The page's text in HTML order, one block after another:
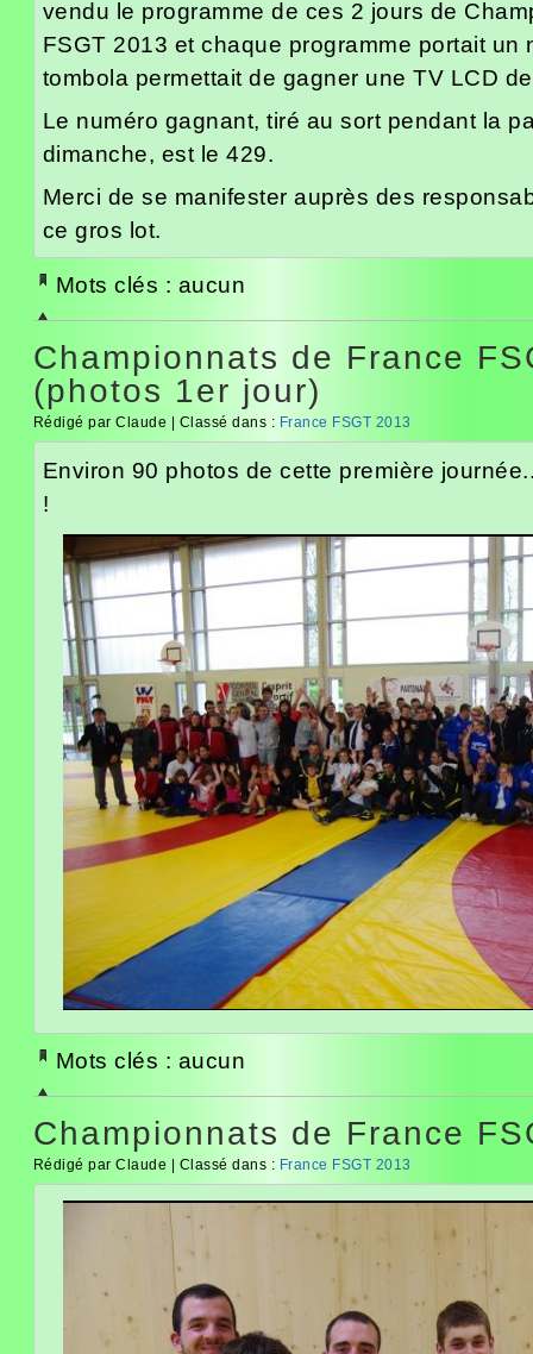
vendu le programme de ces 2 jours de
FSGT 2013 et chaque programme portait un
tombola permettait de gagner une TV LCD
Le numéro gagnant, tiré au sort pendant la
dimanche, est le 429.
Merci de se manifester auprès des
ce gros lot.
Mots clés : aucun
Championnats de France
(photos 1er jour)
Rédigé par Claude | Classé dans : France FSGT 2013
Environ 90 photos de cette première
!
Mots clés : aucun
Championnats de France
Rédigé par Claude | Classé dans : France FSGT 2013